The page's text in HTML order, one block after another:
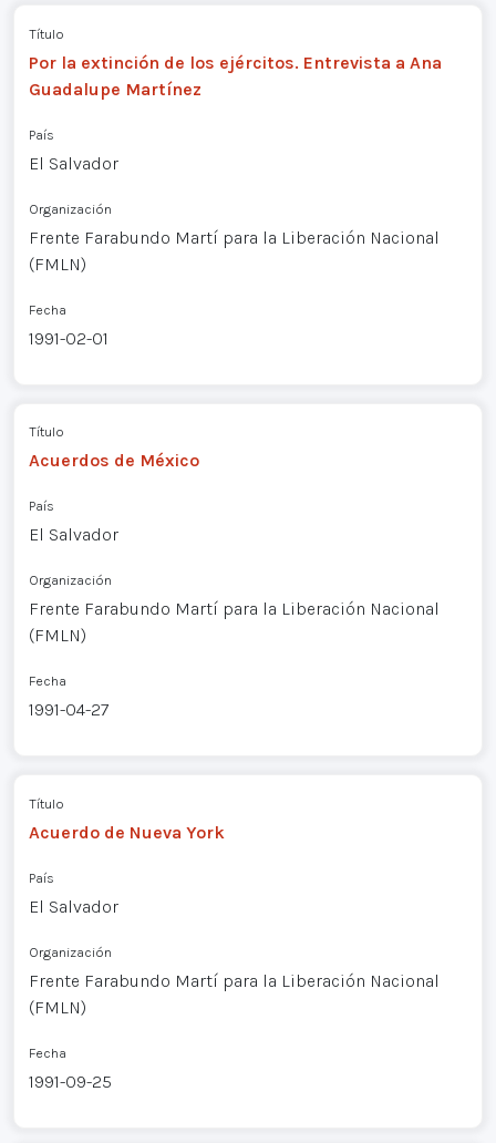
Título
Por la extinción de los ejércitos. Entrevista a Ana
Guadalupe Martínez
País
El Salvador
Organización
Frente Farabundo Martí para la Liberación Nacional
(FMLN)
Fecha
1991-02-01
Título
Acuerdos de México
País
El Salvador
Organización
Frente Farabundo Martí para la Liberación Nacional
(FMLN)
Fecha
1991-04-27
Título
Acuerdo de Nueva York
País
El Salvador
Organización
Frente Farabundo Martí para la Liberación Nacional
(FMLN)
Fecha
1991-09-25